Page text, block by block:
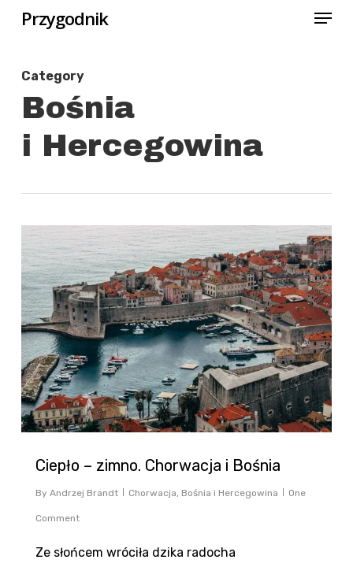
SkipPrzygodnik Menu
Category
Bośnia
i Hercegowina
Ciepło – zimno. Chorwacja i Bośnia
By Andrzej Brandt Chorwacja, Bośnia i Hercegowina One
Comment
Ze słońcem wróciła dzika radocha